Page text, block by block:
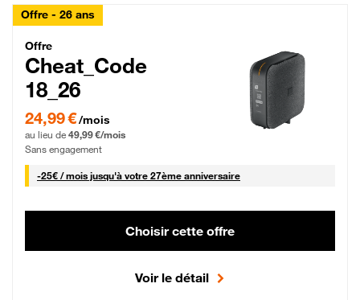
Offre - 26 ans
Cheat_Code Fibre_18_26
Offre
Cheat_Code
18_26
24,99 € par mois pendant 0 mois puis 49,99 € par mois, Sans engagement
24,99 €/mois
au lieu de 49,99 €/mois
Sans engagement
-25€ / mois25 € par mois
jusqu'à votre 27ème anniversaire
Choisir cette offre
Voir le détail